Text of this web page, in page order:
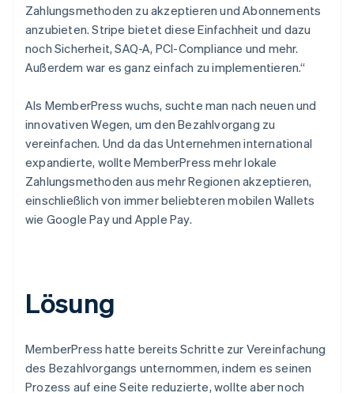
Zahlungsmethoden zu akzeptieren und Abonnements
anzubieten. Stripe bietet diese Einfachheit und dazu
noch Sicherheit, SAQ-A, PCI-Compliance und mehr.
Außerdem war es ganz einfach zu implementieren.“
Als MemberPress wuchs, suchte man nach neuen und
innovativen Wegen, um den Bezahlvorgang zu
vereinfachen. Und da das Unternehmen international
expandierte, wollte MemberPress mehr lokale
Zahlungsmethoden aus mehr Regionen akzeptieren,
einschließlich von immer beliebteren mobilen Wallets
wie Google Pay und Apple Pay.
Lösung
MemberPress hatte bereits Schritte zur Vereinfachung
des Bezahlvorgangs unternommen, indem es seinen
Prozess auf eine Seite reduzierte, wollte aber noch